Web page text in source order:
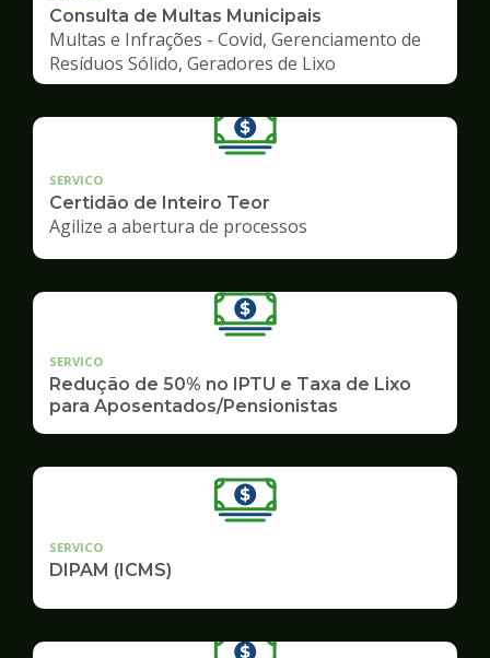
Consulta de Multas Municipais
Multas e Infrações - Covid, Gerenciamento de
Resíduos Sólido, Geradores de Lixo
SERVICO
Certidão de Inteiro Teor
Agilize a abertura de processos
SERVICO
Redução de 50% no IPTU e Taxa de Lixo
para Aposentados/Pensionistas
SERVICO
DIPAM (ICMS)